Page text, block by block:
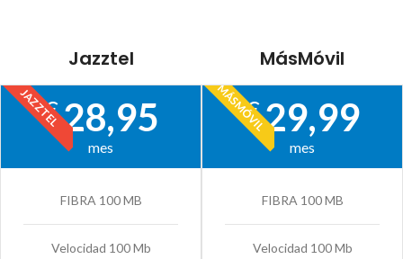
Jazztel
JAZZTEL
€28,95
mes
FIBRA 100 MB
Velocidad 100 Mb
MásMóvil
MÁSMÓVIL
€29,99
mes
FIBRA 100 MB
Velocidad 100 Mb